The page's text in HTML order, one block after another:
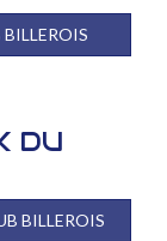
DU
BILLEROIS